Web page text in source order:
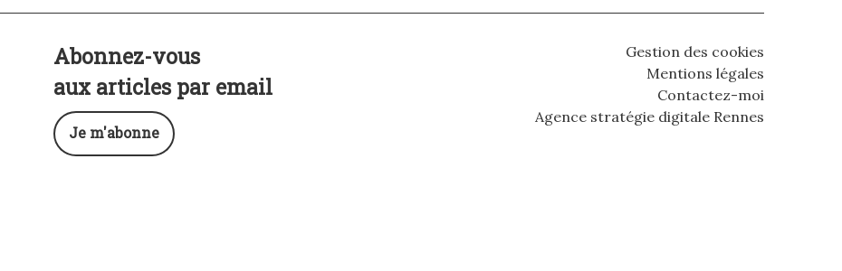
Abonnez-vous
aux articles par email
Je m'abonne
Gestion des cookies
Mentions légales
Contactez-moi
Agence stratégie digitale Rennes